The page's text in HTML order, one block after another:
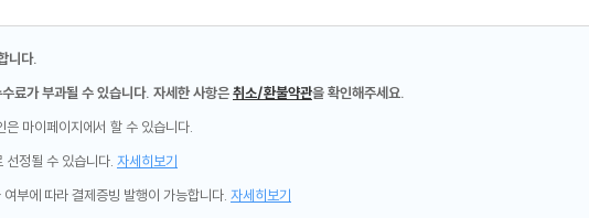
니다.
료가 부과될 수 있습니다. 자세한 사항은취소/환불약관을 확인해주세요.
마이페이지에서 할 수 있습니다.
정될 수 있습니다. 자세히보기
부에 따라 결제증빙 발행이 가능합니다. 자세히보기